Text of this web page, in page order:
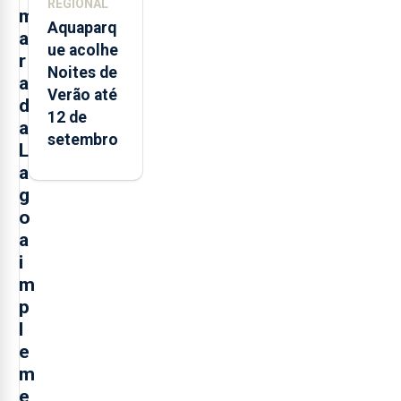
m
a
r
a
d
a
L
a
g
o
a
i
m
p
l
e
m
e
REGIONAL
Aquaparq
ue acolhe
Noites de
Verão até
12 de
setembro